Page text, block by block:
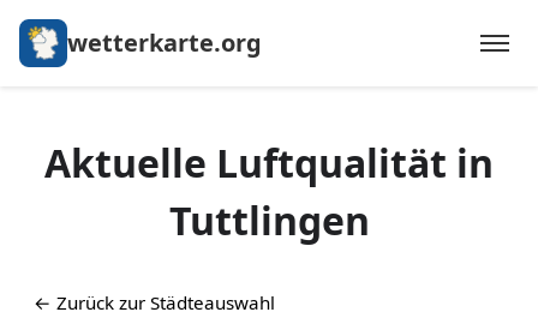
wetterkarte.org
Aktuelle Luftqualität in
Tuttlingen
← Zurück zur Städteauswahl